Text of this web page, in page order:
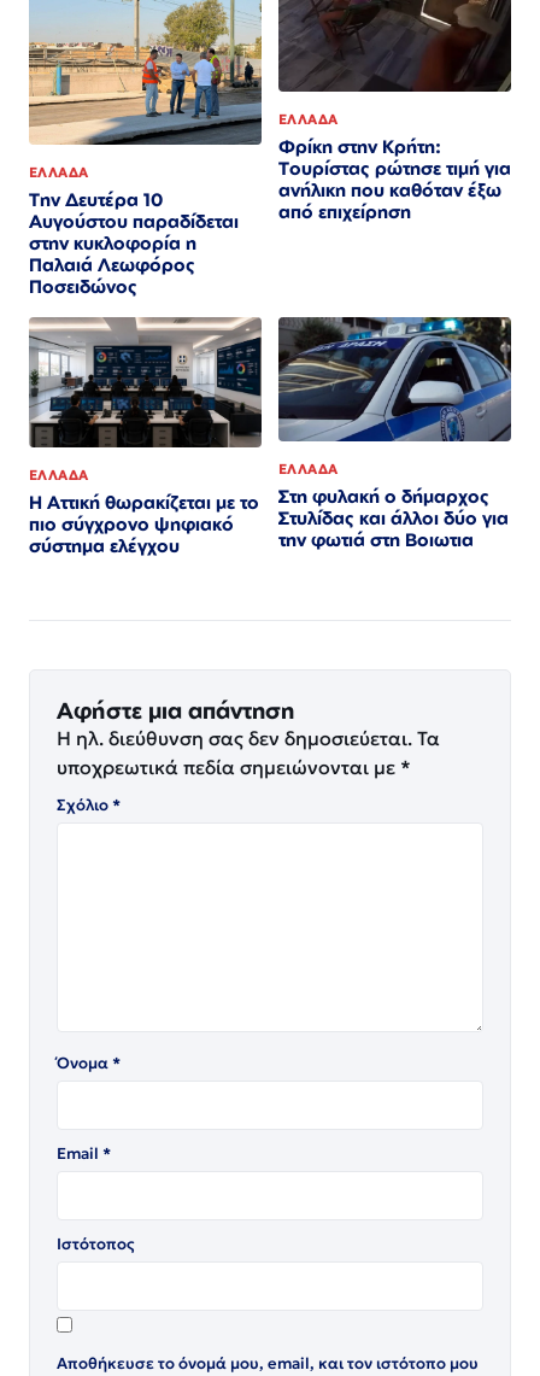
ΕΛΛΑΔΑ
Την Δευτέρα 10
Αυγούστου παραδίδεται
στην κυκλοφορία η
Παλαιά Λεωφόρος
Ποσειδώνος
ΕΛΛΑΔΑ
Φρίκη στην Κρήτη:
Τουρίστας ρώτησε τιμή για
ανήλικη που καθόταν έξω
από επιχείρηση
ΕΛΛΑΔΑ
Η Αττική θωρακίζεται με το
πιο σύγχρονο ψηφιακό
σύστημα ελέγχου
ΕΛΛΑΔΑ
Στη φυλακή ο δήμαρχος
Στυλίδας και άλλοι δύο για
την φωτιά στη Βοιωτια
Αφήστε μια απάντηση
Η ηλ. διεύθυνση σας δεν δημοσιεύεται. Τα
υποχρεωτικά πεδία σημειώνονται με *
Σχόλιο*
Όνομα*
Email *
Ιστότοπος
Αποθήκευσε το όνομά μου, email, και τον ιστότοπο μου